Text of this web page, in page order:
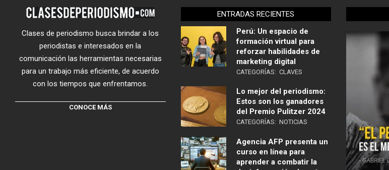
Clases de periodismo busca brindar a los
periodistas e interesados en la
comunicación las herramientas necesarias
para un trabajo más eficiente, de acuerdo
con los tiempos que enfrentamos.
CONOCE MÁS
ENTRADAS RECIENTES
Perú: Un espacio de
formación virtual para
reforzar habilidades de
marketing digital
CATEGORÍAS: CLAVES
Lo mejor del periodismo:
Estos son los ganadores
del Premio Pulitzer 2024
CATEGORÍAS: NOTICIAS
Agencia AFP presenta un
curso en línea para
aprender a combatir la